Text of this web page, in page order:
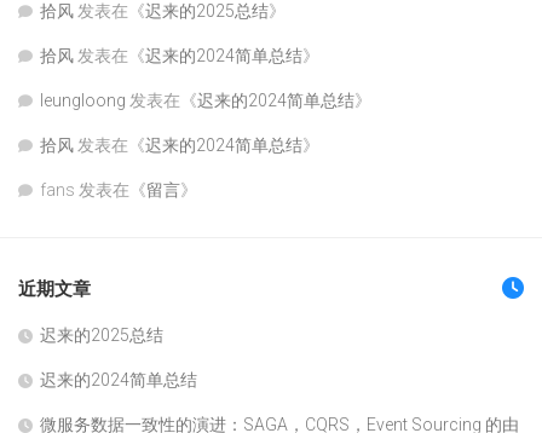
拾风 发表在《迟来的2025总结》
拾风 发表在《迟来的2024简单总结》
leungloong 发表在《迟来的2024简单总结》
拾风 发表在《迟来的2024简单总结》
fans 发表在《留言》
近期文章
迟来的2025总结
迟来的2024简单总结
微服务数据一致性的演进：SAGA，CQRS，Event Sourcing 的由